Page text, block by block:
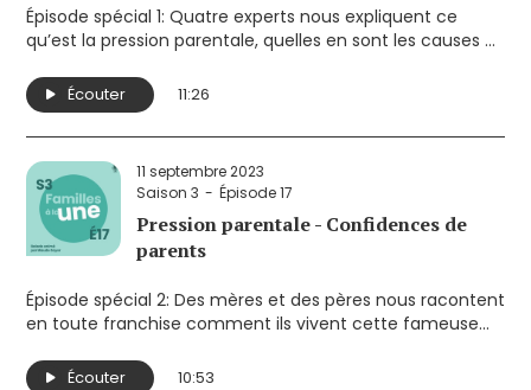
Épisode spécial 1: Quatre experts nous expliquent ce
qu’est la pression parentale, quelles en sont les causes et
Écouter 11:26
11 septembre 2023
Saison 3
Épisode 17
Pression parentale - Confidences de
parents
Épisode spécial 2: Des mères et des pères nous racontent
en toute franchise comment ils vivent cette fameuse
Écouter 10:53